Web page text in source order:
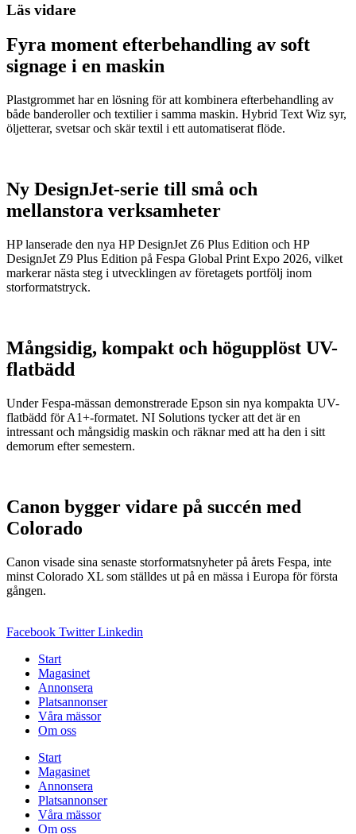
Läs vidare
Fyra moment efterbehandling av soft
signage i en maskin
Plastgrommet har en lösning för att kombinera efterbehandling av
både banderoller och textilier i samma maskin. Hybrid Text Wiz syr,
öljetterar, svetsar och skär textil i ett automatiserat flöde.
Ny DesignJet-serie till små och
mellanstora verksamheter
HP lanserade den nya HP DesignJet Z6 Plus Edition och HP
DesignJet Z9 Plus Edition på Fespa Global Print Expo 2026, vilket
markerar nästa steg i utvecklingen av företagets portfölj inom
storformatstryck.
Mångsidig, kompakt och högupplöst UV-
flatbädd
Under Fespa-mässan demonstrerade Epson sin nya kompakta UV-
flatbädd för A1+-formatet. NI Solutions tycker att det är en
intressant och mångsidig maskin och räknar med att ha den i sitt
demorum efter semestern.
Canon bygger vidare på succén med
Colorado
Canon visade sina senaste storformatsnyheter på årets Fespa, inte
minst Colorado XL som ställdes ut på en mässa i Europa för första
gången.
Facebook Twitter Linkedin
Start
Magasinet
Annonsera
Platsannonser
Våra mässor
Om oss
Start
Magasinet
Annonsera
Platsannonser
Våra mässor
Om oss